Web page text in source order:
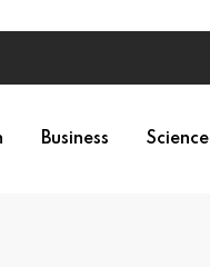
Business